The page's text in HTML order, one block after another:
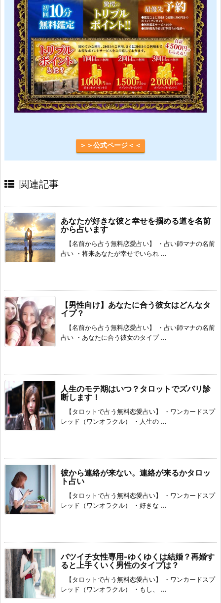
＞＞公式ページ＜＜
関連記事
あなたが好きな彼と幸せを掴める道を名前
から占います
【名前から占う無料恋愛占い】 ・占い師マナの名前
占い ・将来あなたが幸せでいられ ...
【男性向け】あなたに合う彼女はどんなタ
イプ？
【名前から占う無料恋愛占い】 ・占い師マナの名前
占い ・あなたに合う彼女のタイプ ...
人生のモテ期はいつ？タロットでズバリ診
断します！
【タロットで占う無料恋愛占い】 ・ワンカードスプ
レッド（ワンオラクル） ・人生の ...
彼から連絡が来ない。連絡が来るかタロッ
ト占い
【タロットで占う無料恋愛占い】 ・ワンカードスプ
レッド（ワンオラクル） ・好きな ...
バツイチ女性専用-ゆくゆくは結婚？再婚す
ると上手くいく男性のタイプは？
【タロットで占う無料恋愛占い】 ・ワンカードスプ
レッド（ワンオラクル） ・もし、 ...